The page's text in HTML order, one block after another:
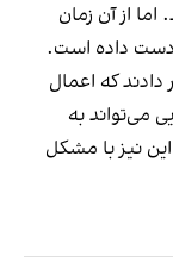
اما از آن زمان
دست داده است.
که اعمال
می‌تواند به
نیز با مشکل